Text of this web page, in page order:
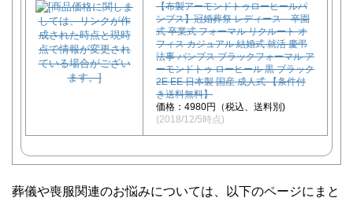
【布製アーモンドトゥローヒールパ
ンプス】冠婚葬祭 レディース 卒園
式 卒業式 フォーマル リクルート オ
フィス カジュアル 結婚式 就活 慶弔
法事 パンプス ブラックフォーマル ア
ーモンドトゥ ローヒール 黒 ブラック
2E EE 日本製 国産 成人式 【条件付
き送料無料】
価格：4980円（税込、送料別)
(2018/12/5時点)
葬儀や喪服関連のお悩みについては、以下のページにまと